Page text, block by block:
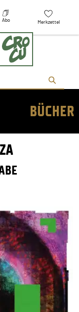
Abo Merkzettel
BÜCHER